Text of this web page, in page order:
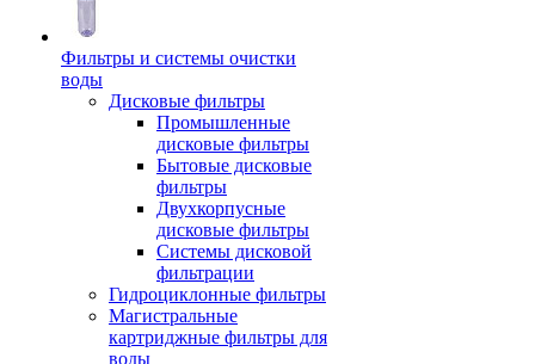
Фильтры и системы очистки
воды
Дисковые фильтры
Промышленные
дисковые фильтры
Бытовые дисковые
фильтры
Двухкорпусные
дисковые фильтры
Системы дисковой
фильтрации
Гидроциклонные фильтры
Магистральные
картриджные фильтры для
воды